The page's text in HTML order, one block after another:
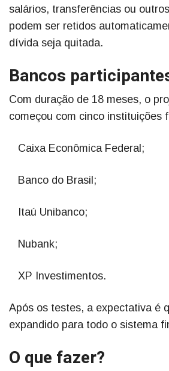
salários, transferências ou
podem ser retidos
dívida seja quitada.
Bancos
Com duração de 18 meses, o
começou com cinco instituições
Caixa Econômica Federal;
Banco do Brasil;
Itaú Unibanco;
Nubank;
XP Investimentos.
Após os testes, a expectativa é
expandido para todo o sistema
O que fazer?